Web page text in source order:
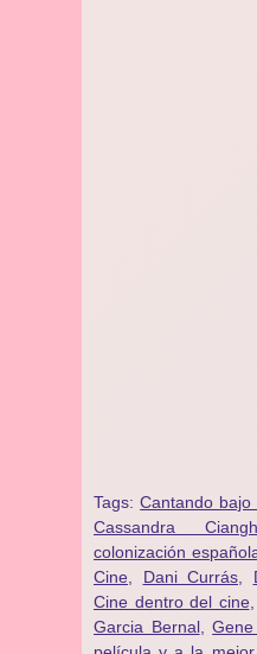
Tags:Cantando bajo
Cassandra
colonización
Cine
Dani Currás
Cine dentro del cine
Garcia Bernal,